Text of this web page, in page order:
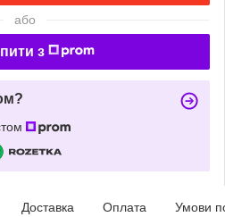
або
з
Доставка Оплата Умови